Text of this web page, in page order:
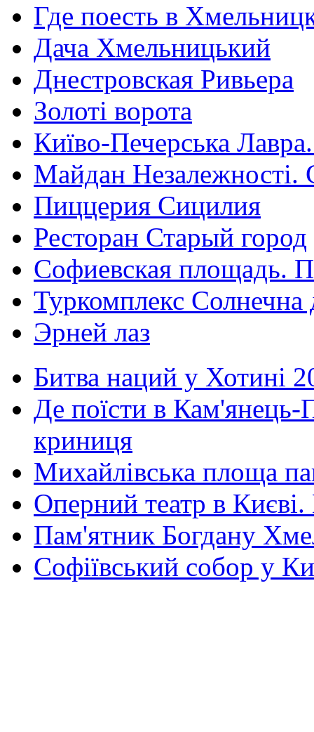
Где поесть в
Дача Хмельницький
Днестровская Ривьера
Золоті ворота
Київо-Печерська
Майдан Незалежності.
Пиццерия Сицилия
Ресторан Старый город
Софиевская площадь.
Туркомплекс Солнечна
Эрней лаз
Битва наций у Хотині
Де поїсти в Кам'янець-
криниця
Михайлівська площа
Оперний театр в
Пам'ятник Богдану
Софіївський собор у